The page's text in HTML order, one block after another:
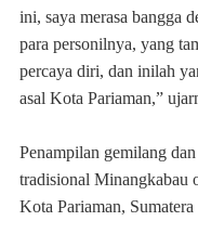
ini, saya merasa bangga
para personilnya, yang
percaya diri, dan inilah
asal Kota Pariaman,”
Penampilan gemilang
tradisional Minangkabau
Kota Pariaman,